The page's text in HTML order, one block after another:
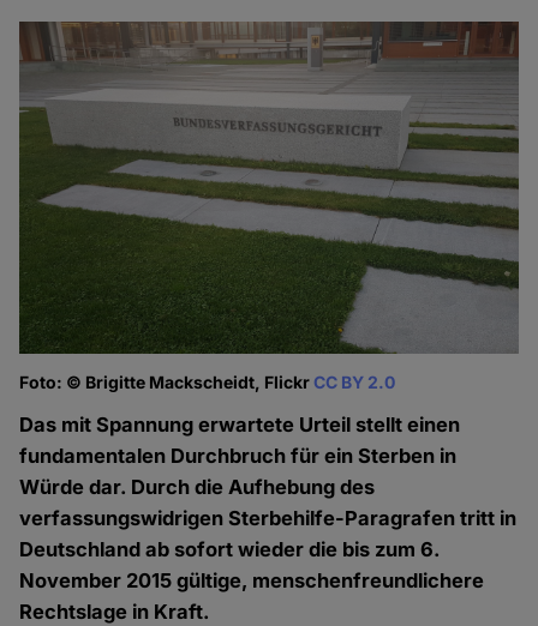
Foto: © Brigitte Mackscheidt, FlickrCC BY 2.0
Das mit Spannung erwartete Urteil stellt einen
fundamentalen Durchbruch für ein Sterben in
Würde dar. Durch die Aufhebung des
verfassungswidrigen Sterbehilfe-Paragrafen tritt in
Deutschland ab sofort wieder die bis zum 6.
November 2015 gültige, menschenfreundlichere
Rechtslage in Kraft.